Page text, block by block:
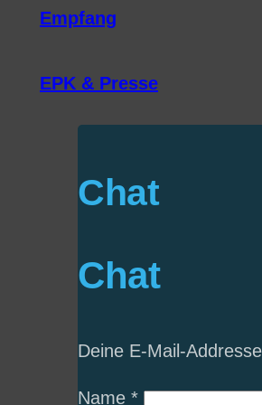
Empfang
EPK & Presse
Chat
Chat
Deine E-Mail-
Name *